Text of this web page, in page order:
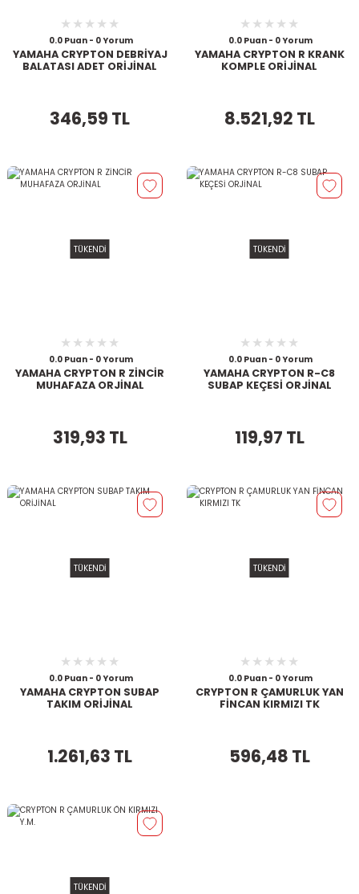
0.0 Puan - 0 Yorum
YAMAHA CRYPTON DEBRİYAJ
BALATASI ADET ORİJİNAL
346,59 TL
0.0 Puan - 0 Yorum
YAMAHA CRYPTON R KRANK
KOMPLE ORİJİNAL
8.521,92 TL
TÜKENDİ
0.0 Puan - 0 Yorum
YAMAHA CRYPTON R ZİNCİR
MUHAFAZA ORJİNAL
319,93 TL
TÜKENDİ
0.0 Puan - 0 Yorum
YAMAHA CRYPTON R-C8
SUBAP KEÇESİ ORJİNAL
119,97 TL
TÜKENDİ
0.0 Puan - 0 Yorum
YAMAHA CRYPTON SUBAP
TAKIM ORİJİNAL
1.261,63 TL
TÜKENDİ
0.0 Puan - 0 Yorum
CRYPTON R ÇAMURLUK YAN
FİNCAN KIRMIZI TK
596,48 TL
TÜKENDİ